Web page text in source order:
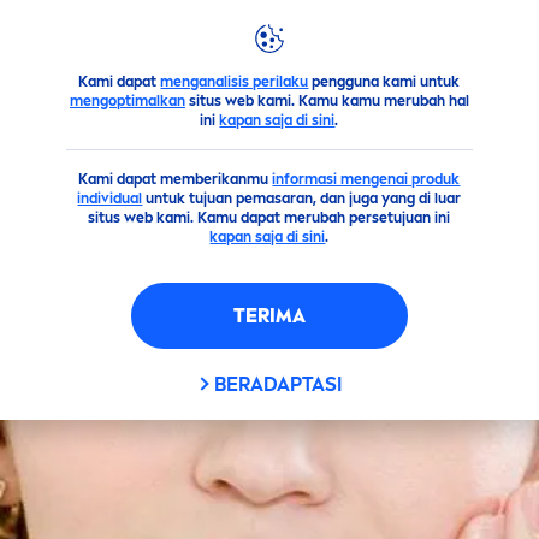
Kami dapatmenganalisis perilaku pengguna kami untuk
mengoptimalkansitus web kami. Kamu kamu merubah hal
ini kapan saja di sini.
Kami dapat memberikanmuinformasi mengenai produk
individual untuk tujuan pemasaran, dan juga yang di luar
situs web kami. Kamu dapat merubah persetujuan ini
kapan saja di sini.
TERIMA
BERADAPTASI
Saran
KATEGORI UTAMA
Matahari
Tubuh